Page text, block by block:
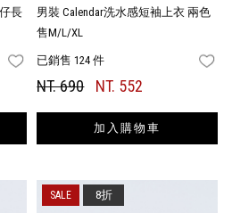
長
FAVORITES
男裝 Calendar洗水感短袖上衣 兩色
售M/L/XL
已銷售 124 件
NT. 690 NT. 552
加入購物車
8折